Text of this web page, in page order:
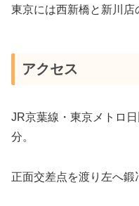
東京には西新橋と新川店
アクセス
JR京葉線・東京メトロ
分。
正面交差点を渡り左へ鍛